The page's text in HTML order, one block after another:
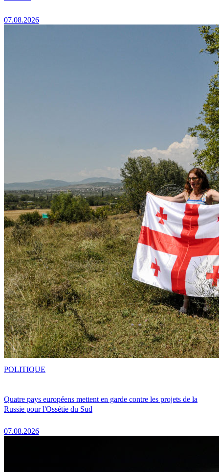
07.08.2026
Quatre pays européens mettent en garde contre les projets de la
Russie pour l'Ossétie du Sud
07.08.2026
POLITIQUE